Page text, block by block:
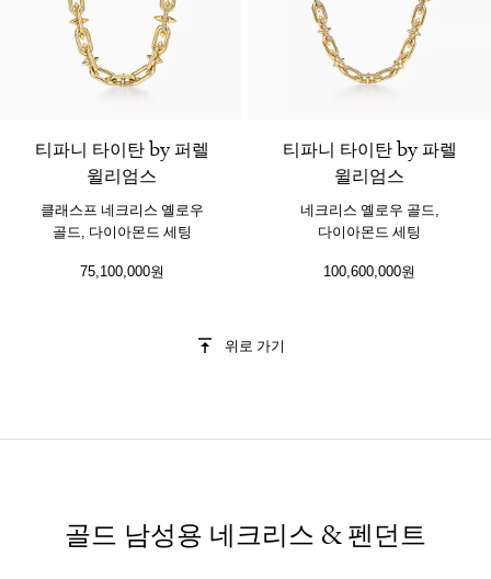
티파니 타이탄 by 퍼렐
윌리엄스
클래스프 네크리스 옐로우
골드, 다이아몬드 세팅
75,100,000원
티파니 타이탄 by 파렐
윌리엄스
네크리스 옐로우 골드,
다이아몬드 세팅
100,600,000원
위로 가기
골드 남성용 네크리스 & 펜던트